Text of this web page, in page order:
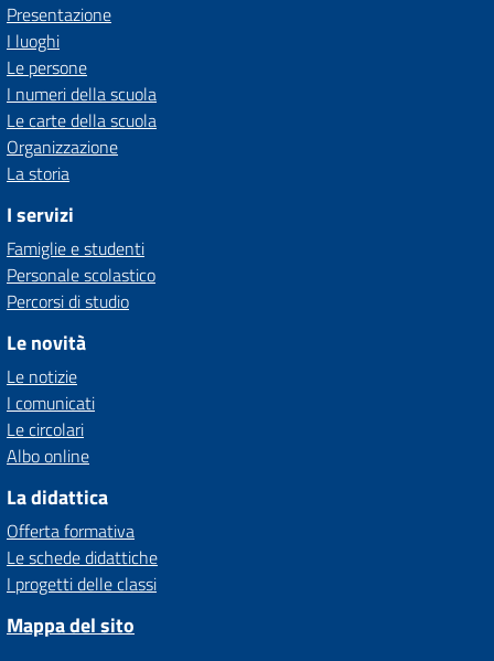
Presentazione
I luoghi
Le persone
I numeri della scuola
Le carte della scuola
Organizzazione
La storia
I servizi
Famiglie e studenti
Personale scolastico
Percorsi di studio
Le novità
Le notizie
I comunicati
Le circolari
Albo online
La didattica
Offerta formativa
Le schede didattiche
I progetti delle classi
Mappa del sito